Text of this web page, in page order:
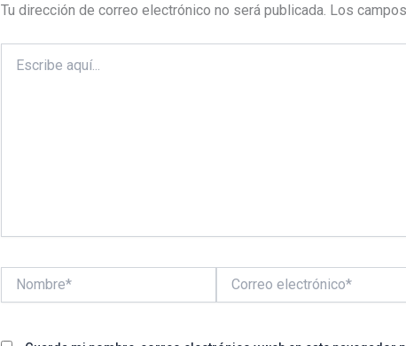
Tu dirección de correo electrónico no será publicada. Los
aquí...
electrónico*